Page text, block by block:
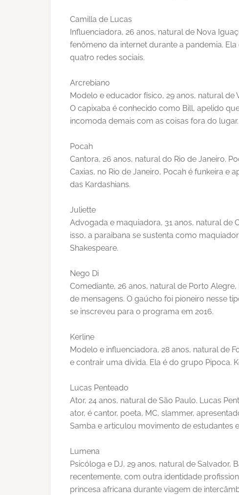
Camilla de Lucas
Influenciadora, 26 anos, natural de Nova
fenômeno da internet durante a pandemia.
quatro redes sociais.
Arcrebiano
Modelo e educador físico, 29 anos, natural de
O capixaba é conhecido como Bill, apelido
incomoda demais com as coisas fora do lugar.
Pocah
Cantora, 26 anos, natural do Rio de Janeiro.
Caxias, no Rio de Janeiro, Pocah é funkeira
das Kardashians.
Juliette
Advogada e maquiadora, 31 anos, natural de
isso, a paraibana se sustenta como
Shakespeare.
Nego Di
Comediante, 26 anos, natural de Porto
de mensagens. O gaúcho foi pioneiro nesse
se inscreveu para o programa em 2016.
Kerline
Modelo e influenciadora, 28 anos, natural de
e contrair uma dívida. Ela é do grupo Pipoca.
Lucas Penteado
Ator, 24 anos, natural de São Paulo. Lucas
ator, é cantor, poeta, MC, slammer,
Samba e articulou movimento de estudantes
Lumena
Psicóloga e DJ, 29 anos, natural de Salvador,
recentemente, com outra identidade
princesa africana durante viagem de